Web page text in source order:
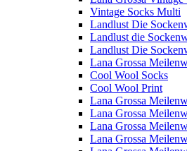
Vintage Socks Multi
Landlust Die
Landlust die
Landlust Die
Lana Grossa
Cool Wool Socks
Cool Wool Print
Lana Grossa
Lana Grossa
Lana Grossa
Lana Grossa